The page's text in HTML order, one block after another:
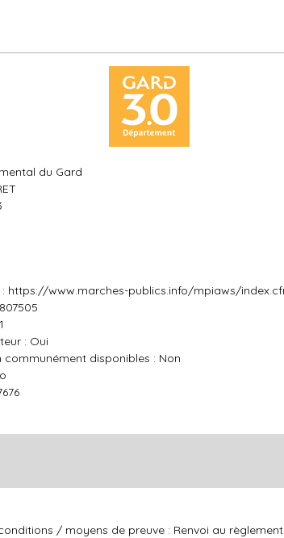
du Gard
https://www.marches-publics.info/mpiaws/
: Oui
disponibles : Non
/ moyens de preuve : Renvoi au